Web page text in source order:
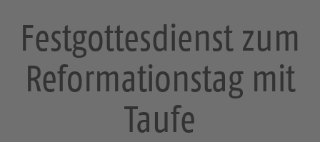
a
i
Festgottesdienst zum
Reformationstag mit
Taufe